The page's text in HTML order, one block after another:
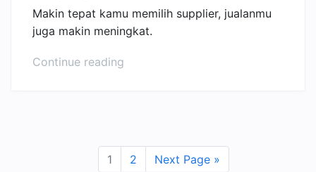
Makin tepat kamu memilih supplier, jualanmu
juga makin meningkat.
Continue reading
Perlu
Rempong”
1 2 Next Page »